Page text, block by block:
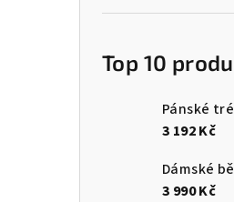
Top 10
Pánské
3 192 Kč
3 990 Kč